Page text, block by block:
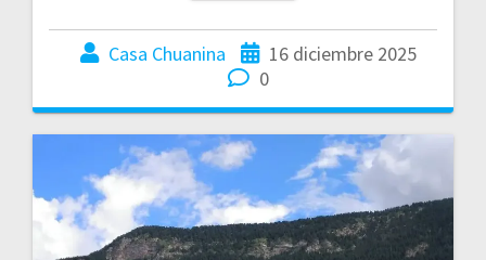
Casa Chuanina
16 diciembre 2025
0